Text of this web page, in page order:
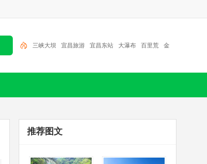
三峡大坝 宜昌旅游 宜昌东站 大瀑布 百里荒 金
推荐图文